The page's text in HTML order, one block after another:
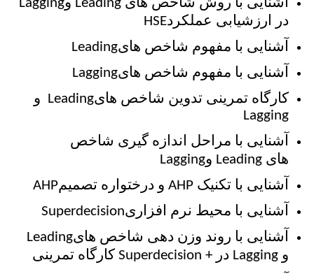
Leading
Lagging
در ارزشیابی عملکردHSE
آشنایی با مفهوم شاخص هایLeading
آشنایی با مفهوم شاخص هایLagging
کارگاه تمرینی تدوین شاخص هایLeading و
Lagging
آشنایی با مراحل اندازه گیری شاخص
های Leading وLagging
آشنایی با تکنیک AHP و درختواره تصمیمAHP
آشنایی با محیط نرم افزاریSuperdecision
آشنایی با روند وزن دهی شاخص هایLeading
و Laggingدر Superdecision + کارگاه تمرینی